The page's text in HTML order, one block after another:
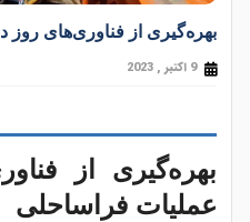
بهره‌گیری از فناوری‌های روز
9 اکتبر , 2023
بهره‌گیری از
عملیات فراساحلی